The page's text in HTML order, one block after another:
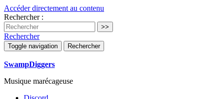
Accéder directement au contenu
Rechercher :
Rechercher
Toggle navigation Rechercher
SwampDiggers
Musique marécageuse